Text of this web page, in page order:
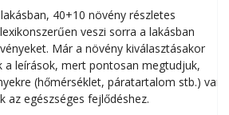
40+10 növény részletes
veszi sorra a lakásban
Már a növény kiválasztásakor
a leírások, mert pontosan megtudjuk,
(hőmérséklet, páratartalom stb.) van
az egészséges fejlődéshez.